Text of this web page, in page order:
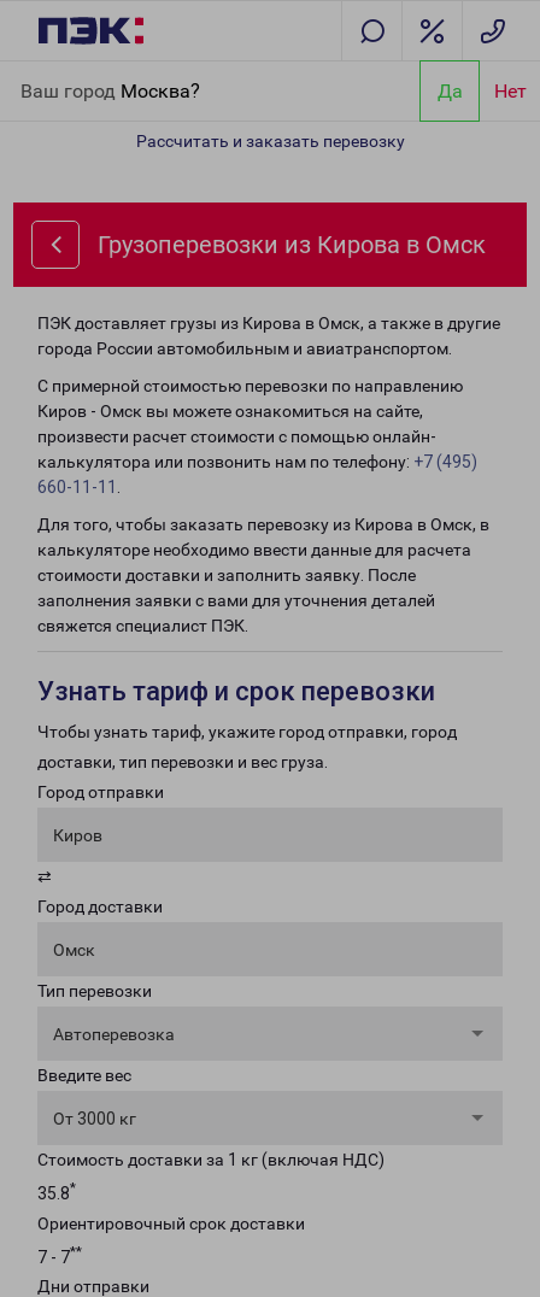
Ваш город Москва? Да Нет
Рассчитать и заказать перевозку
Грузоперевозки из Кирова в Омск
ПЭК доставляет грузы из Кирова в Омск, а также в другие
города России автомобильным и авиатранспортом.
С примерной стоимостью перевозки по направлению
Киров - Омск вы можете ознакомиться на сайте,
произвести расчет стоимости с помощью онлайн-
калькулятора или позвонить нам по телефону: +7 (495)
660-11-11
Для того, чтобы заказать перевозку из Кирова в Омск, в
калькуляторе необходимо ввести данные для расчета
стоимости доставки и заполнить заявку. После
заполнения заявки с вами для уточнения деталей
свяжется специалист ПЭК.
Узнать тариф и срок перевозки
Чтобы узнать тариф, укажите город отправки, город
доставки, тип перевозки и вес груза.
Город отправки
Киров
⇄
Город доставки
Омск
Тип перевозки
Автоперевозка
Введите вес
От 3000 кг
Стоимость доставки за 1 кг (включая НДС)
35.8*
Ориентировочный срок доставки
7 - 7**
Дни отправки